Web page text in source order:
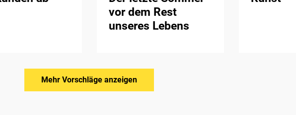
vor dem Rest
unseres Lebens
Mehr Vorschläge anzeigen